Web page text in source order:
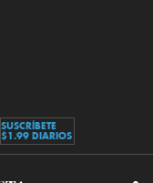
SUSCRÍBETE
$1.99 DIARIOS